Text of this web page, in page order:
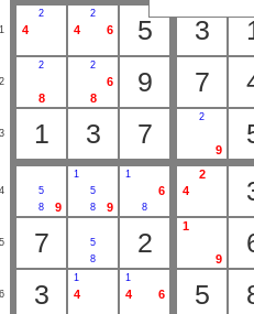
2
4
2
4 6 5 3
2
8
2
6
8
9 7
1 3 7
2
9
5
8
9
1
5
8
9
1
6
8
2
4
7
5
8
2
1
9
3
1
4
1
4 6 5